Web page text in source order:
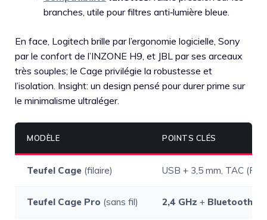
branches, utile pour filtres anti‑lumière bleue.
En face, Logitech brille par l’ergonomie logicielle, Sony
par le confort de l’INZONE H9, et JBL par ses arceaux
très souples; le Cage privilégie la robustesse et
l’isolation. Insight: un design pensé pour durer prime sur
le minimalisme ultraléger.
MODÈLE POINTS CLÉS
Teufel Cage (filaire) USB + 3,5 mm, TAC
Teufel Cage Pro (sans fil) 2,4 GHz + Bluetooth